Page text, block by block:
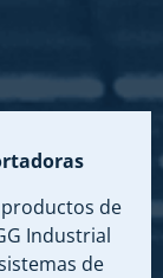
de
Industrial
de